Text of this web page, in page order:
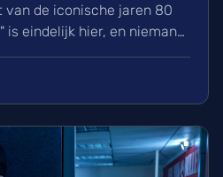
de iconische jaren 80
is eindelijk hier, en niemand
neemt de hoofdrol op